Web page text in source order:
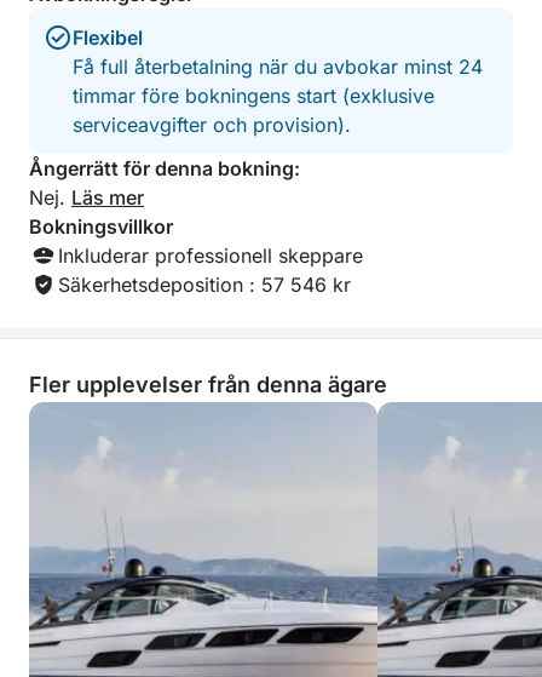
Flexibel
Få full återbetalning när du avbokar minst 24
timmar före bokningens start (exklusive
serviceavgifter och provision).
Ångerrätt för denna bokning:
Nej. Läs mer
Bokningsvillkor
Inkluderar professionell skeppare
Säkerhetsdeposition : 57 546 kr
Fler upplevelser från denna ägare